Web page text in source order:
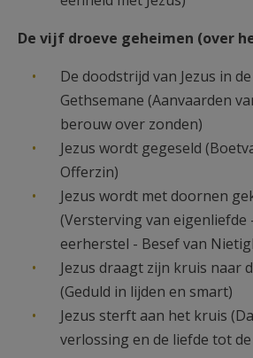
De vijf droeve geheimen (over
De doodstrijd van Jezus in
Gethsemane (Aanvaarden
berouw over zonden)
Jezus wordt gegeseld
Offerzin)
Jezus wordt met doornen
(Versterving van eigenliefde
eerherstel - Besef van
Jezus draagt zijn kruis naar
(Geduld in lijden en smart)
Jezus sterft aan het kruis
verlossing en de liefde tot